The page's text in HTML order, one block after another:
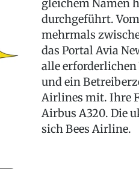
gleichem Namen
durchgeführt.
mehrmals
das Portal Avia
alle erforderlichen
und ein
Airlines mit. Ihre
Airbus A320. Die
sich Bees Airline.